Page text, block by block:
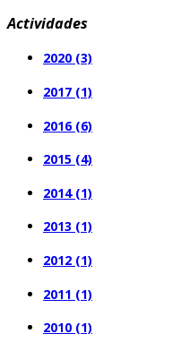
Actividades
2020 (3)
2017 (1)
2016 (6)
2015 (4)
2014 (1)
2013 (1)
2012 (1)
2011 (1)
2010 (1)